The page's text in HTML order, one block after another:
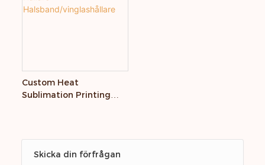
Skicka din förfrågan
Custom Heat
Sublimation Printing